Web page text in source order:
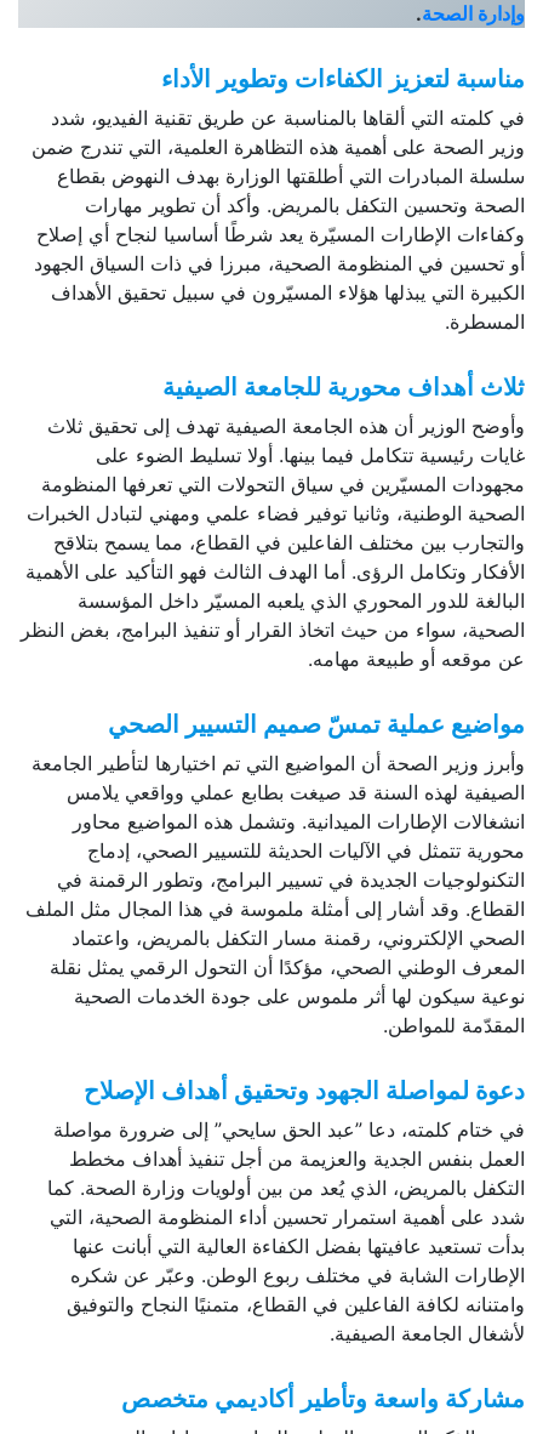
وإدارة الصحة.
مناسبة لتعزيز الكفاءات وتطوير الأداء
في كلمته التي ألقاها بالمناسبة عن طريق تقنية الفيديو، شدد
وزير الصحة على أهمية هذه التظاهرة العلمية، التي تندرج ضمن
سلسلة المبادرات التي أطلقتها الوزارة بهدف النهوض بقطاع
الصحة وتحسين التكفل بالمريض. وأكد أن تطوير مهارات
وكفاءات الإطارات المسيّرة يعد شرطًا أساسيا لنجاح أي إصلاح
أو تحسين في المنظومة الصحية، مبرزا في ذات السياق الجهود
الكبيرة التي يبذلها هؤلاء المسيّرون في سبيل تحقيق الأهداف
المسطرة.
ثلاث أهداف محورية للجامعة الصيفية
وأوضح الوزير أن هذه الجامعة الصيفية تهدف إلى تحقيق ثلاث
غايات رئيسية تتكامل فيما بينها. أولا تسليط الضوء على
مجهودات المسيّرين في سياق التحولات التي تعرفها المنظومة
الصحية الوطنية، وثانيا توفير فضاء علمي ومهني لتبادل الخبرات
والتجارب بين مختلف الفاعلين في القطاع، مما يسمح بتلاقح
الأفكار وتكامل الرؤى. أما الهدف الثالث فهو التأكيد على الأهمية
البالغة للدور المحوري الذي يلعبه المسيّر داخل المؤسسة
الصحية، سواء من حيث اتخاذ القرار أو تنفيذ البرامج، بغض النظر
عن موقعه أو طبيعة مهامه.
مواضيع عملية تمسّ صميم التسيير الصحي
وأبرز وزير الصحة أن المواضيع التي تم اختيارها لتأطير الجامعة
الصيفية لهذه السنة قد صيغت بطابع عملي وواقعي يلامس
انشغالات الإطارات الميدانية. وتشمل هذه المواضيع محاور
محورية تتمثل في الآليات الحديثة للتسيير الصحي، إدماج
التكنولوجيات الجديدة في تسيير البرامج، وتطور الرقمنة في
القطاع. وقد أشار إلى أمثلة ملموسة في هذا المجال مثل الملف
الصحي الإلكتروني، رقمنة مسار التكفل بالمريض، واعتماد
المعرف الوطني الصحي، مؤكدًا أن التحول الرقمي يمثل نقلة
نوعية سيكون لها أثر ملموس على جودة الخدمات الصحية
المقدّمة للمواطن.
دعوة لمواصلة الجهود وتحقيق أهداف الإصلاح
في ختام كلمته، دعا ”عبد الحق سايحي” إلى ضرورة مواصلة
العمل بنفس الجدية والعزيمة من أجل تنفيذ أهداف مخطط
التكفل بالمريض، الذي يُعد من بين أولويات وزارة الصحة. كما
شدد على أهمية استمرار تحسين أداء المنظومة الصحية، التي
بدأت تستعيد عافيتها بفضل الكفاءة العالية التي أبانت عنها
الإطارات الشابة في مختلف ربوع الوطن. وعبّر عن شكره
وامتنانه لكافة الفاعلين في القطاع، متمنيًا النجاح والتوفيق
لأشغال الجامعة الصيفية.
مشاركة واسعة وتأطير أكاديمي متخصص